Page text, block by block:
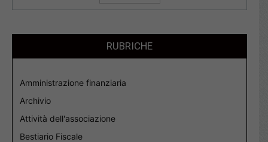
RUBRICHE
Amministrazione finanziaria
Archivio
Attività dell'associazione
Bestiario Fiscale